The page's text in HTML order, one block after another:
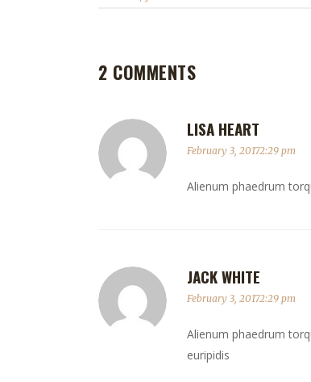
2 COMMENTS
LISA HEART
February 3, 20172:29 pm
Alienum phaedrum
JACK WHITE
February 3, 20172:29 pm
Alienum phaedrum
euripidis